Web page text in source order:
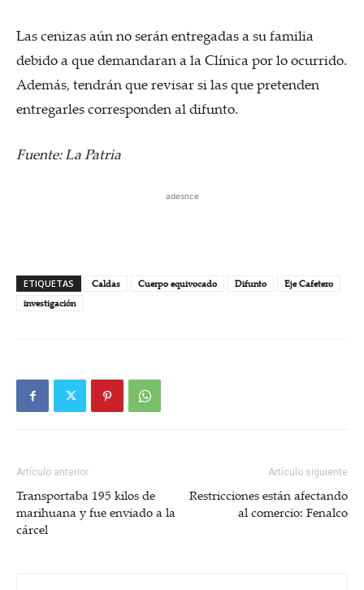
Las cenizas aún no serán entregadas a su familia
debido a que demandaran a la Clínica por lo ocurrido.
Además, tendrán que revisar si las que pretenden
entregarles corresponden al difunto.
Fuente: La Patria
adesnce
ETIQUETAS Caldas Cuerpo equivocado Difunto
Eje Cafetero
investigación
Artículo anterior
Transportaba 195 kilos de
marihuana y fue enviado a la
cárcel
Artículo siguiente
Restricciones están afectando
al comercio: Fenalco